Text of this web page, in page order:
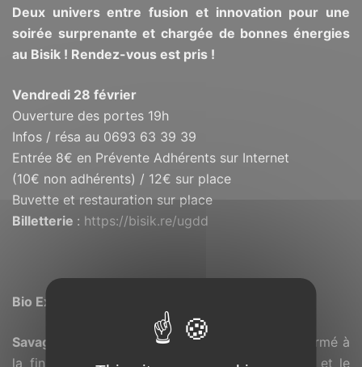
Deux univers entre fusion et innovation pour une
soirée surprenante et chargée de bonnes énergies
au Bisik ! Rendez-vous est pris !
Vendredi 28 février
Ouverture des portes 19h
Infos / résa au 0693 63 39 39
Entrée 8€ en Prévente Adhérents sur Internet
(10€ non adhérents) / 12€ sur place
Buvette et restauration sur place
Billetterie : https://bisik.re/ugdd
Bio Express
Savage Mirror
est un projet musical innovant formé à
la fin des années 2000 par le rappeur
et le